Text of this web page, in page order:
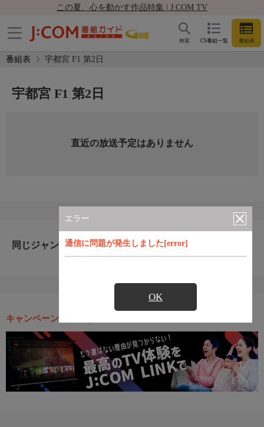
この夏、心を動かす作品特集 | J:COM TV
CS番組一覧 番組表
検索
番組表 宇都宮 F1 第2日
エラー
通信に問題が発生しました[error]
OK
宇都宮 F1 第2日
直近の放送予定はありません
同じジャンルのおすすめ番組
キャンペーン・お得な情報